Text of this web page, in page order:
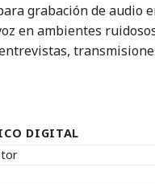
grabación de audio
en ambientes
DIGITAL